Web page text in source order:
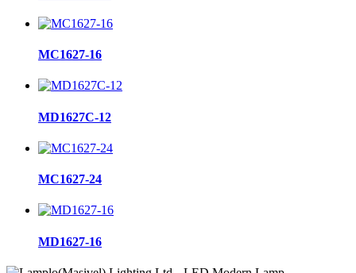
MC1627-16
MD1627C-12
MC1627-24
MD1627-16